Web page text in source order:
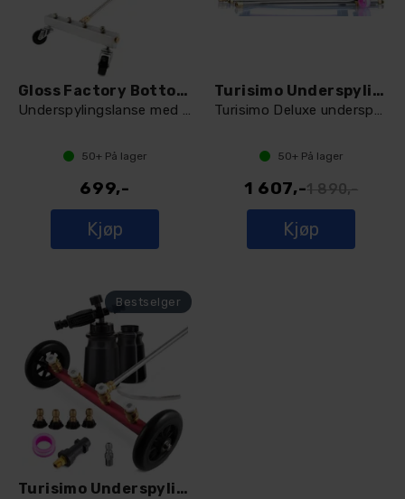
Gloss Factory Bottom Up
Underspylingslanse med knekk
50+På lager
699,-
Kjøp
Turisimo Underspylingspakke
Turisimo Deluxe underspyler og skumkanon
50+På lager
1 607,-1 890,-
Kjøp
Turisimo Underspylingspakke komplett